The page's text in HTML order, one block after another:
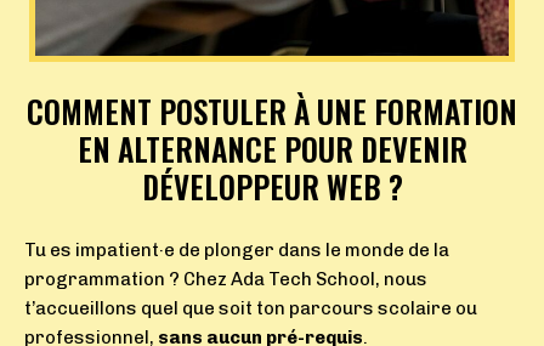
COMMENT POSTULER À UNE FORMATION
EN ALTERNANCE POUR DEVENIR
DÉVELOPPEUR WEB ?
Tu es impatient·e de plonger dans le monde de la
programmation ? Chez Ada Tech School, nous
t’accueillons quel que soit ton parcours scolaire ou
professionnel, sans aucun pré-requis.